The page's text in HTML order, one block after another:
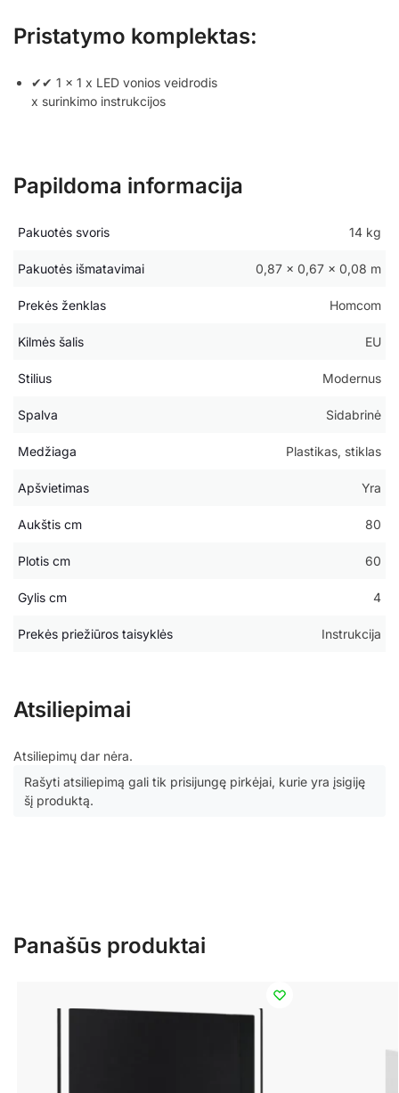
Pristatymo komplektas:
✔✔ 1 x 1 x LED vonios veidrodis
x surinkimo instrukcijos
Papildoma informacija
Pakuotės svoris 14 kg
Pakuotės išmatavimai 0,87 × 0,67 × 0,08 m
Prekės ženklas Homcom
Kilmės šalis EU
Stilius Modernus
Spalva Sidabrinė
Medžiaga Plastikas, stiklas
Apšvietimas Yra
Aukštis cm 80
Plotis cm 60
Gylis cm 4
Prekės priežiūros taisyklės Instrukcija
Atsiliepimai
Atsiliepimų dar nėra.
Rašyti atsiliepimą gali tik prisijungę pirkėjai, kurie yra įsigiję
šį produktą.
Panašūs produktai